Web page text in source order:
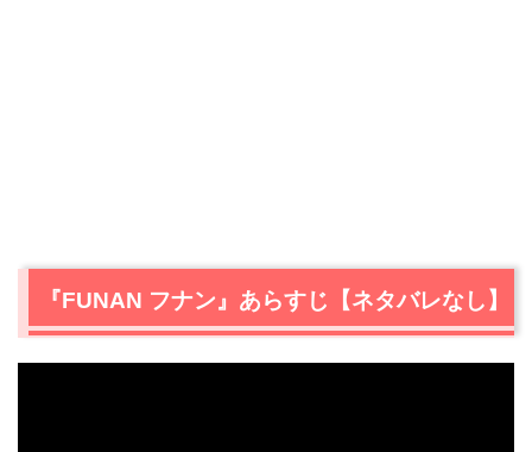
『FUNAN フナン』あらすじ【ネタバレなし】